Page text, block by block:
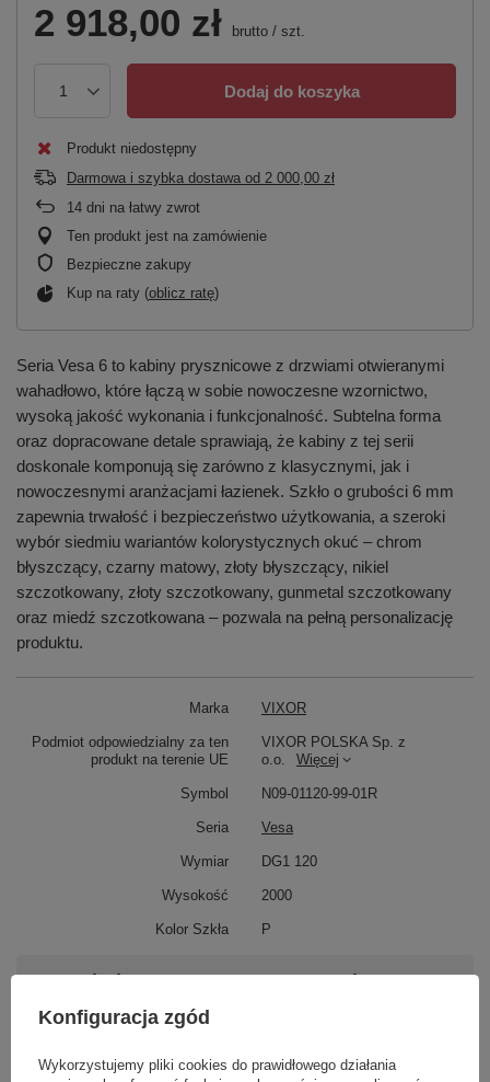
2 918,00 zł brutto / szt.
Dodaj do koszyka
Produkt niedostępny
Darmowa i szybka dostawa od 2 000,00 zł
14 dni na łatwy zwrot
Ten produkt jest na zamówienie
Bezpieczne zakupy
Kup na raty (oblicz ratę)
Seria Vesa 6 to kabiny prysznicowe z drzwiami otwieranymi
wahadłowo, które łączą w sobie nowoczesne wzornictwo,
wysoką jakość wykonania i funkcjonalność. Subtelna forma
oraz dopracowane detale sprawiają, że kabiny z tej serii
doskonale komponują się zarówno z klasycznymi, jak i
nowoczesnymi aranżacjami łazienek. Szkło o grubości 6 mm
zapewnia trwałość i bezpieczeństwo użytkowania, a szeroki
wybór siedmiu wariantów kolorystycznych okuć – chrom
błyszczący, czarny matowy, złoty błyszczący, nikiel
szczotkowany, złoty szczotkowany, gunmetal szczotkowany
oraz miedź szczotkowana – pozwala na pełną personalizację
produktu.
Marka VIXOR
Podmiot odpowiedzialny za ten
produkt na terenie UE
VIXOR POLSKA Sp. z
o.o.
Więcej
Symbol N09-01120-99-01R
Seria Vesa
Wymiar DG1 120
Wysokość 2000
Kolor Szkła P
Potrzebujesz pomocy? Masz pytania?
Zadaj pytanie a my odpowiemy niezwłocznie,
najciekawsze pytania i odpowiedzi publikując
Konfiguracja zgód
Wykorzystujemy pliki cookies do prawidłowego działania